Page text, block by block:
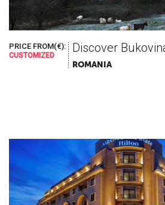
PRICE FROM(€):
CUSTOMIZED
ROMANIA